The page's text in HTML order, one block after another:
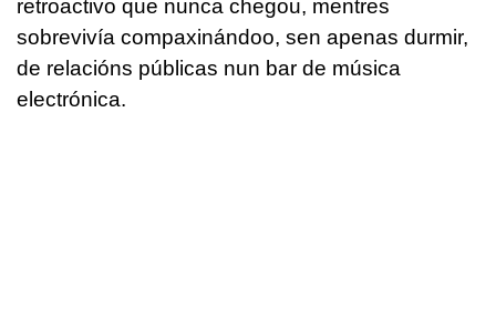
retroactivo que nunca chegou, mentres
sobrevivía compaxinándoo, sen apenas durmir,
de relacións públicas nun bar de música
electrónica.